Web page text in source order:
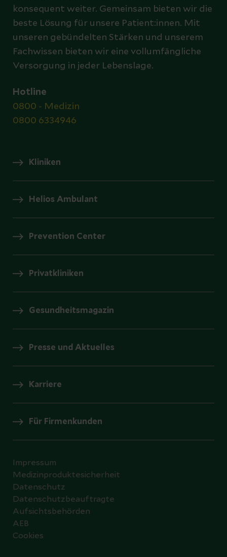
konsequent weiter. Gemeinsam bieten wir die
beste Lösung für unsere Patient:innen. Mit
unseren gebündelten Stärken und unserem
Fachwissen bieten wir eine vollumfängliche
Versorgung in jeder Lebenslage.
Hotline
0800 - Medizin
0800 6334946
Kliniken
Helios Ambulant
Prevention Center
Privatkliniken
Gesundheitsmagazin
Presse und Aktuelles
Karriere
Für Firmenkunden
Impressum
Medizinproduktesicherheit
Datenschutz
Datenschutzbeauftragte
Aufsichtsbehörden
AEB
Cookies